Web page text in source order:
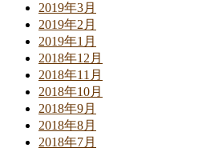
2019年3月
2019年2月
2019年1月
2018年12月
2018年11月
2018年10月
2018年9月
2018年8月
2018年7月